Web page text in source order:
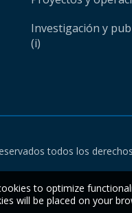
Investigación y
(i)
todos los
to optimize
will be placed on your